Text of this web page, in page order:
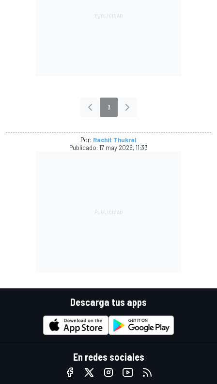
1
Por: Rachit Thukral
Publicado: 17 may 2026, 11:33
Descarga tus apps
En redes sociales